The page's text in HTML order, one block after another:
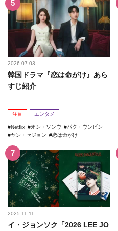
2026.07.03
韓国ドラマ『恋は命がけ』あら
すじ紹介
注目 エンタメ
Netflix オン・ソンウ
パク・ウンビン
ヤン・セジョン
恋は命がけ
2025.11.11
イ・ジョンソク「2026 LEE JO